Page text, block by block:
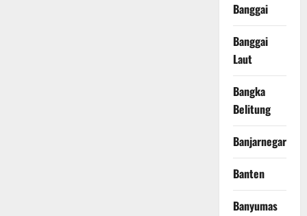
Banggai
Banggai
Laut
Bangka
Belitung
Banjarnegara
Banten
Banyumas